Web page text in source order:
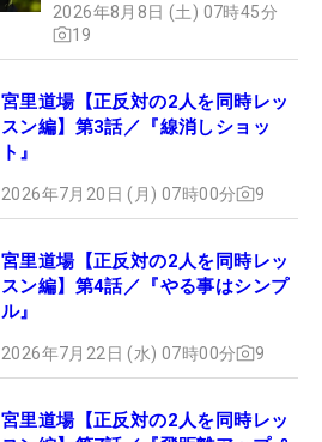
2026年8月8日 (土) 07時45分
19
宮里道場【正反対の2人を同時レッ
スン編】第3話／『線消しショッ
ト』
2026年7月20日 (月) 07時00分 9
宮里道場【正反対の2人を同時レッ
スン編】第4話／『やる事はシンプ
ル』
2026年7月22日 (水) 07時00分 9
宮里道場【正反対の2人を同時レッ